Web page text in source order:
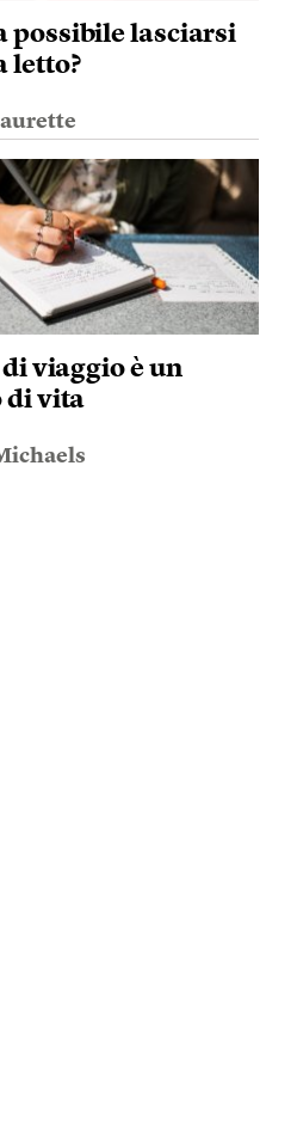
possibile lasciarsi
letto?
viaggio è un
di vita